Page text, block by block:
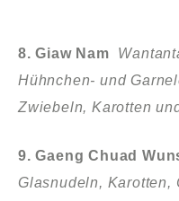
8. Giaw Nam
Hühnchen- und
Zwiebeln, Karotten
9. Gaeng Chuad
Glasnudeln, Karotten,